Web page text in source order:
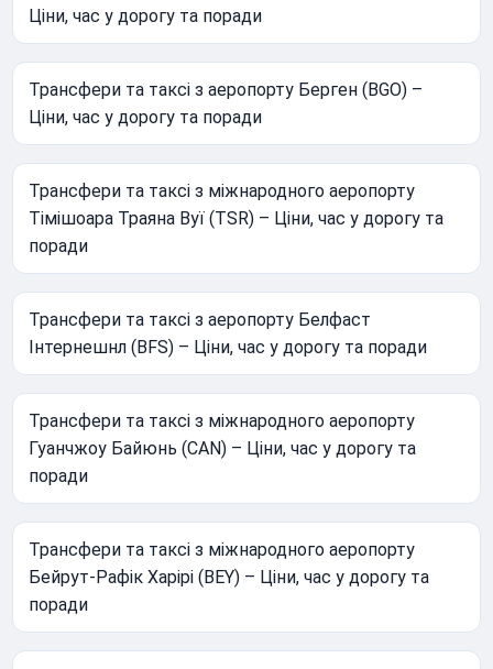
Ціни, час у дорогу та поради
Трансфери та таксі з аеропорту Берген (BGO) –
Ціни, час у дорогу та поради
Трансфери та таксі з міжнародного аеропорту
Тімішоара Траяна Вуї (TSR) – Ціни, час у дорогу та
поради
Трансфери та таксі з аеропорту Белфаст
Інтернешнл (BFS) – Ціни, час у дорогу та поради
Трансфери та таксі з міжнародного аеропорту
Гуанчжоу Байюнь (CAN) – Ціни, час у дорогу та
поради
Трансфери та таксі з міжнародного аеропорту
Бейрут-Рафік Харірі (BEY) – Ціни, час у дорогу та
поради